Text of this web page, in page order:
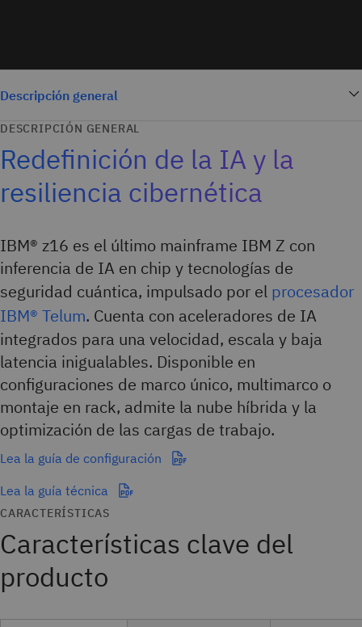
Descripción general
DESCRIPCIÓN GENERAL
Redefinición de la IA y la
resiliencia cibernética
IBM® z16 es el último mainframe IBM Z con
inferencia de IA en chip y tecnologías de
seguridad cuántica, impulsado por el procesador
IBM® Telum. Cuenta con aceleradores de IA
integrados para una velocidad, escala y baja
latencia inigualables. Disponible en
configuraciones de marco único, multimarco o
montaje en rack, admite la nube híbrida y la
optimización de las cargas de trabajo.
Lea la guía de configuración
Lea la guía técnica
CARACTERÍSTICAS
Características clave del
producto